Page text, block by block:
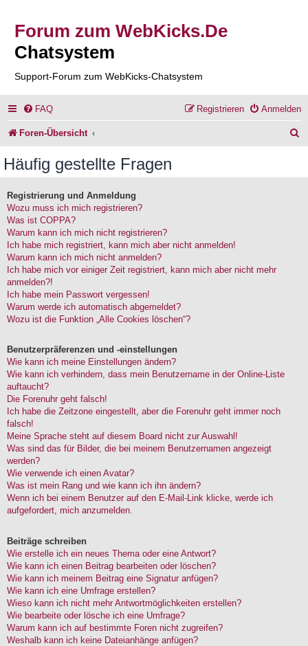
Forum zum WebKicks.De
Chatsystem
Support-Forum zum WebKicks-Chatsystem
FAQ Anmelden
Registrieren
Foren-Übersicht
Häufig gestellte Fragen
Registrierung und Anmeldung
Wozu muss ich mich registrieren?
Was ist COPPA?
Warum kann ich mich nicht registrieren?
Ich habe mich registriert, kann mich aber nicht anmelden!
Warum kann ich mich nicht anmelden?
Ich habe mich vor einiger Zeit registriert, kann mich aber nicht mehr
anmelden?!
Ich habe mein Passwort vergessen!
Warum werde ich automatisch abgemeldet?
Wozu ist die Funktion „Alle Cookies löschen“?
Benutzerpräferenzen und -einstellungen
Wie kann ich meine Einstellungen ändern?
Wie kann ich verhindern, dass mein Benutzername in der Online-Liste
auftaucht?
Die Forenuhr geht falsch!
Ich habe die Zeitzone eingestellt, aber die Forenuhr geht immer noch
falsch!
Meine Sprache steht auf diesem Board nicht zur Auswahl!
Was sind das für Bilder, die bei meinem Benutzernamen angezeigt
werden?
Wie verwende ich einen Avatar?
Was ist mein Rang und wie kann ich ihn ändern?
Wenn ich bei einem Benutzer auf den E-Mail-Link klicke, werde ich
aufgefordert, mich anzumelden.
Beiträge schreiben
Wie erstelle ich ein neues Thema oder eine Antwort?
Wie kann ich einen Beitrag bearbeiten oder löschen?
Wie kann ich meinem Beitrag eine Signatur anfügen?
Wie kann ich eine Umfrage erstellen?
Wieso kann ich nicht mehr Antwortmöglichkeiten erstellen?
Wie bearbeite oder lösche ich eine Umfrage?
Warum kann ich auf bestimmte Foren nicht zugreifen?
Weshalb kann ich keine Dateianhänge anfügen?